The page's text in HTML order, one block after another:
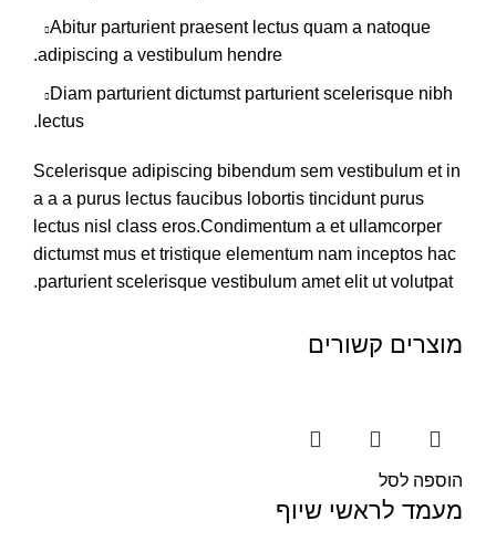
Abitur parturient praesent lectus quam a natoque
adipiscing a vestibulum hendre.
Diam parturient dictumst parturient scelerisque nibh
lectus.
Scelerisque adipiscing bibendum sem vestibulum et in
a a a purus lectus faucibus lobortis tincidunt purus
lectus nisl class eros.Condimentum a et ullamcorper
dictumst mus et tristique elementum nam inceptos hac
parturient scelerisque vestibulum amet elit ut volutpat.
מוצרים קשורים
הוספה לסל
מעמד לראשי שיוף